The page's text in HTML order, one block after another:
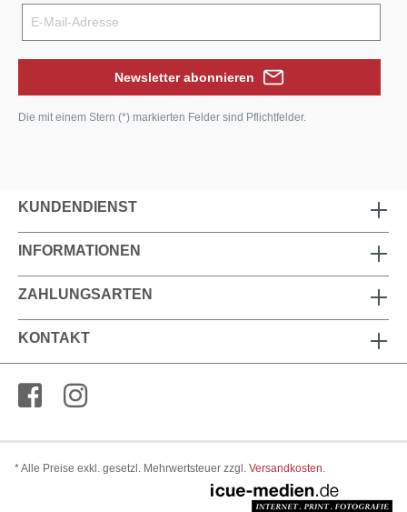
Newsletter abonnieren
Die mit einem Stern (*) markierten Felder sind Pflichtfelder.
KUNDENDIENST
INFORMATIONEN
ZAHLUNGSARTEN
KONTAKT
* Alle Preise exkl. gesetzl. Mehrwertsteuer zzgl. Versandkosten.